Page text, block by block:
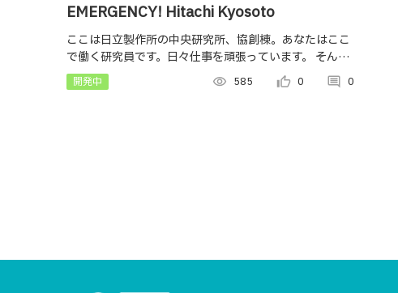
EMERGENCY! Hitachi Kyosoto
ここは日立製作所の中央研究所、協創棟。あなたはここ
で働く研究員です。日々仕事を頑張っています。 そんな
中地震が発生！研究所内で発生する二次災害を避けなが
ら、1階エントランスより安全に避難してください。
開発中 visibility 585 thumb_up_alt 0 comment 0